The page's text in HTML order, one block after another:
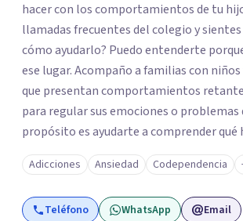
hacer con los comportamientos de tu
llamadas frecuentes del colegio y sientes
cómo ayudarlo? Puedo entenderte porque he estado en
ese lugar. Acompaño a familias con niños y adolescentes
que presentan comportamientos
para regular sus emociones o problemas
propósito es ayudarte a comprender qué
esas conductas y desarrollar las
herramientas que se necesitan para transformar estas
conductas indeseadas. De la misma manera, trabajo de la
mano con el colegio para que familia e
Adicciones Ansiedad Codependencia
Teléfono WhatsApp Email